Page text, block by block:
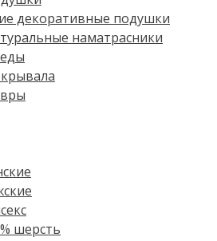
декоративные подушки
наматрасники
шерсть